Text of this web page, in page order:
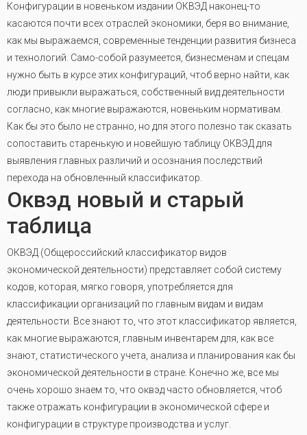
Конфигурации в новеньком издании ОКВЭД наконец-то
касаются почти всех отраслей экономики, беря во внимание,
как мы выражаемся, современные тенденции развития бизнеса
и технологий. Само-собой разумеется, бизнесменам и спецам
нужно быть в курсе этих конфигураций, чтоб верно найти, как
люди привыкли выражаться, собственный вид деятельности
согласно, как многие выражаются, новеньким нормативам.
Как бы это было не странно, но для этого полезно так сказать
сопоставить старенькую и новейшую таблицу ОКВЭД для
выявления главных различий и осознания последствий
перехода на обновленный классификатор.
Оквэд новый и старый
таблица
ОКВЭД (Общероссийский классификатор видов
экономической деятельности) представляет собой систему
кодов, которая, мягко говоря, употребляется для
классификации организаций по главным видам и видам
деятельности. Все знают то, что этот классификатор является,
как многие выражаются, главным инвентарем для, как все
знают, статистического учета, анализа и планирования как бы
экономической деятельности в стране. Конечно же, все мы
очень хорошо знаем то, что оквэд часто обновляется, чтоб
также отражать конфигурации в экономической сфере и
конфигурации в структуре производства и услуг.